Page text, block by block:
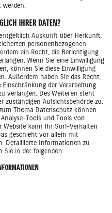
IHRER DATEN?
Auskunft über Herkunft,
personenbezogenen
ein Recht, die Berichtigung
Wenn Sie eine Einwilligung
können Sie diese Einwilligung
Außerdem haben Sie das Recht,
der Verarbeitung
verlangen. Des Weiteren steht
zuständigen Aufsichtsbehörde zu.
Thema Datenschutz können
Tools und Tools von
Website kann Ihr Surf-Verhalten
geschieht vor allem mit
Detaillierte Informationen zu
Sie in der folgenden